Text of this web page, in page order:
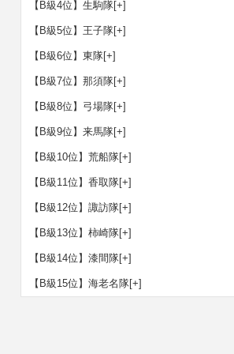
【B級4位】生駒隊[+]
【B級5位】王子隊[+]
【B級6位】東隊[+]
【B級7位】那須隊[+]
【B級8位】弓場隊[+]
【B級9位】来馬隊[+]
【B級10位】荒船隊[+]
【B級11位】香取隊[+]
【B級12位】諏訪隊[+]
【B級13位】柿崎隊[+]
【B級14位】漆間隊[+]
【B級15位】海老名隊[+]